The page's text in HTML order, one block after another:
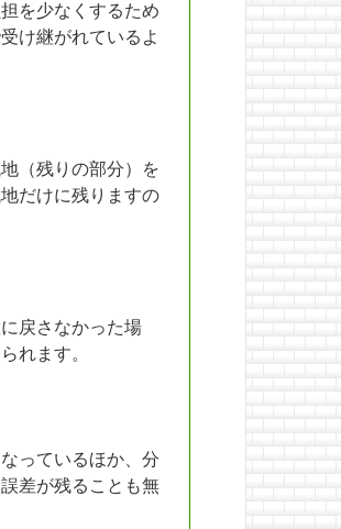
を少なくするため
け継がれているよ
（残りの部分）を
だけに残りますの
戻さなかった場
れます。
っているほか、分
差が残ることも無